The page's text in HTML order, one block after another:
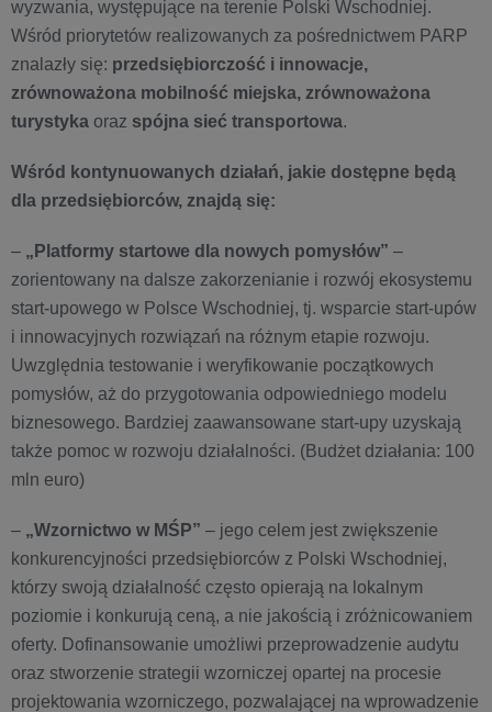
wyzwania, występujące na terenie Polski Wschodniej.
Wśród priorytetów realizowanych za pośrednictwem PARP
znalazły się: przedsiębiorczość i innowacje,
zrównoważona mobilność miejska, zrównoważona
turystyka oraz spójna sieć transportowa.
Wśród kontynuowanych działań, jakie dostępne będą
dla przedsiębiorców, znajdą się:
– „Platformy startowe dla nowych pomysłów” –
zorientowany na dalsze zakorzenianie i rozwój ekosystemu
start-upowego w Polsce Wschodniej, tj. wsparcie start-upów
i innowacyjnych rozwiązań na różnym etapie rozwoju.
Uwzględnia testowanie i weryfikowanie początkowych
pomysłów, aż do przygotowania odpowiedniego modelu
biznesowego. Bardziej zaawansowane start-upy uzyskają
także pomoc w rozwoju działalności. (Budżet działania: 100
mln euro)
– „Wzornictwo w MŚP” – jego celem jest zwiększenie
konkurencyjności przedsiębiorców z Polski Wschodniej,
którzy swoją działalność często opierają na lokalnym
poziomie i konkurują ceną, a nie jakością i zróżnicowaniem
oferty. Dofinansowanie umożliwi przeprowadzenie audytu
oraz stworzenie strategii wzorniczej opartej na procesie
projektowania wzorniczego, pozwalającej na wprowadzenie